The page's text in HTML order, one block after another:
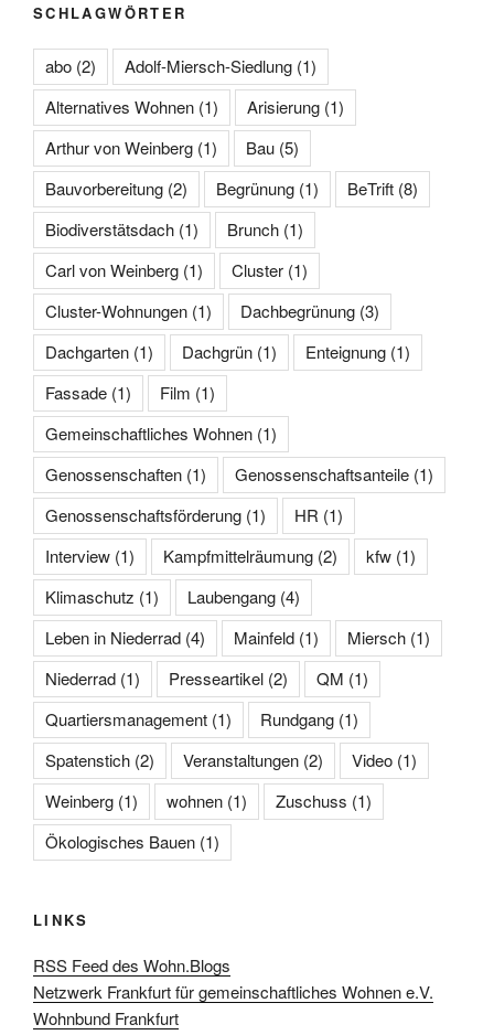
SCHLAGWÖRTER
abo (2) Adolf-Miersch-Siedlung (1)
Alternatives Wohnen (1) Arisierung (1)
Arthur von Weinberg (1) Bau (5)
Bauvorbereitung (2) Begrünung (1) BeTrift (8)
Biodiverstätsdach (1) Brunch (1)
Carl von Weinberg (1) Cluster (1)
Cluster-Wohnungen (1) Dachbegrünung (3)
Dachgarten (1) Dachgrün (1) Enteignung (1)
Fassade (1) Film (1)
Gemeinschaftliches Wohnen (1)
Genossenschaften (1) Genossenschaftsanteile (1)
Genossenschaftsförderung (1) HR (1)
Interview (1) Kampfmittelräumung (2) kfw (1)
Klimaschutz (1) Laubengang (4)
Leben in Niederrad (4) Mainfeld (1) Miersch (1)
Niederrad (1) Presseartikel (2) QM (1)
Quartiersmanagement (1) Rundgang (1)
Spatenstich (2) Veranstaltungen (2) Video (1)
Weinberg (1) wohnen (1) Zuschuss (1)
Ökologisches Bauen (1)
LINKS
RSS Feed des Wohn.Blogs
Netzwerk Frankfurt für gemeinschaftliches Wohnen e.V.
Wohnbund Frankfurt